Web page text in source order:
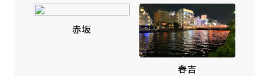
赤坂
春吉